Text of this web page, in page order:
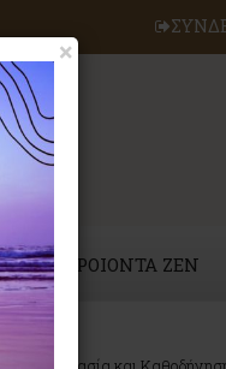
ΠΡΟΙΟΝΤΑ ZEN
×